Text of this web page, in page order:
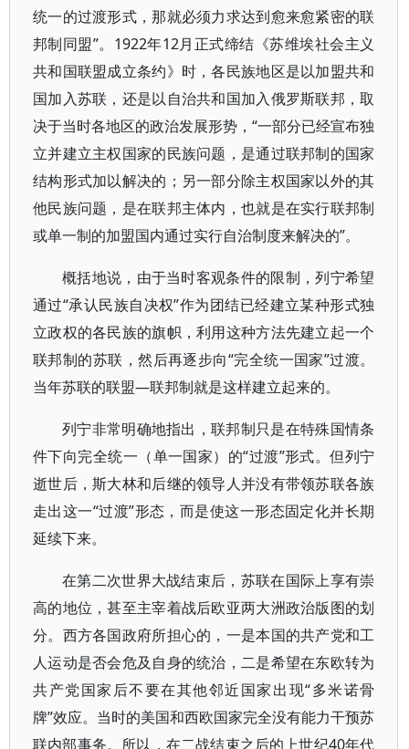
统一的过渡形式，那就必须力求达到愈来愈紧密的联
邦制同盟”。1922年12月正式缔结《苏维埃社会主义
共和国联盟成立条约》时，各民族地区是以加盟共和
国加入苏联，还是以自治共和国加入俄罗斯联邦，取
决于当时各地区的政治发展形势，“一部分已经宣布独
立并建立主权国家的民族问题，是通过联邦制的国家
结构形式加以解决的；另一部分除主权国家以外的其
他民族问题，是在联邦主体内，也就是在实行联邦制
或单一制的加盟国内通过实行自治制度来解决的”。
概括地说，由于当时客观条件的限制，列宁希望
通过“承认民族自决权”作为团结已经建立某种形式独
立政权的各民族的旗帜，利用这种方法先建立起一个
联邦制的苏联，然后再逐步向“完全统一国家”过渡。
当年苏联的联盟—联邦制就是这样建立起来的。
列宁非常明确地指出，联邦制只是在特殊国情条
件下向完全统一（单一国家）的“过渡”形式。但列宁
逝世后，斯大林和后继的领导人并没有带领苏联各族
走出这一“过渡”形态，而是使这一形态固定化并长期
延续下来。
在第二次世界大战结束后，苏联在国际上享有崇
高的地位，甚至主宰着战后欧亚两大洲政治版图的划
分。西方各国政府所担心的，一是本国的共产党和工
人运动是否会危及自身的统治，二是希望在东欧转为
共产党国家后不要在其他邻近国家出现“多米诺骨
牌”效应。当时的美国和西欧国家完全没有能力干预苏
联内部事务。所以，在二战结束之后的上世纪40年代